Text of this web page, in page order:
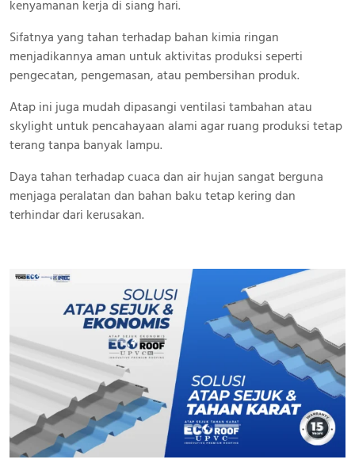
kenyamanan kerja di siang hari.
Sifatnya yang tahan terhadap bahan kimia ringan
menjadikannya aman untuk aktivitas produksi seperti
pengecatan, pengemasan, atau pembersihan produk.
Atap ini juga mudah dipasangi ventilasi tambahan atau
skylight untuk pencahayaan alami agar ruang produksi tetap
terang tanpa banyak lampu.
Daya tahan terhadap cuaca dan air hujan sangat berguna
menjaga peralatan dan bahan baku tetap kering dan
terhindar dari kerusakan.